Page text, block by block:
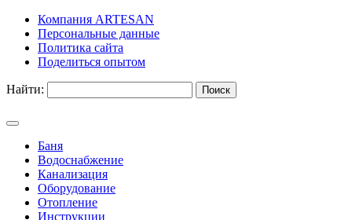
Компания ARTESAN
Персональные данные
Политика сайта
Поделиться опытом
Найти:
Баня
Водоснабжение
Канализация
Оборудование
Отопление
Инструкции